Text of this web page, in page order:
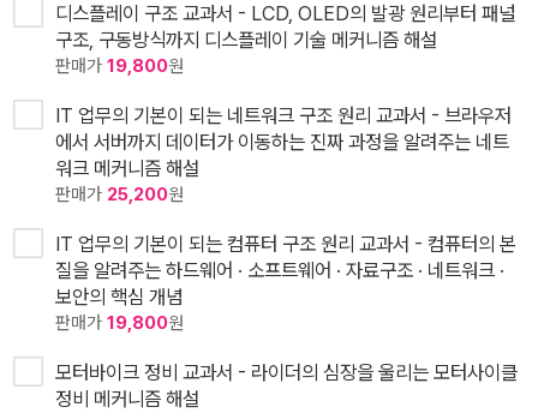
디스플레이 구조 교과서 - LCD, OLED의 발광 원리부터 패널
구조, 구동방식까지 디스플레이 기술 메커니즘 해설
판매가 19,800원
IT 업무의 기본이 되는 네트워크 구조 원리 교과서 - 브라우저
에서 서버까지 데이터가 이동하는 진짜 과정을 알려주는 네트
워크 메커니즘 해설
판매가 25,200원
IT 업무의 기본이 되는 컴퓨터 구조 원리 교과서 - 컴퓨터의 본
질을 알려주는 하드웨어 · 소프트웨어 · 자료구조 · 네트워크 ·
보안의 핵심 개념
판매가 19,800원
모터바이크 정비 교과서 - 라이더의 심장을 울리는 모터사이클
정비 메커니즘 해설